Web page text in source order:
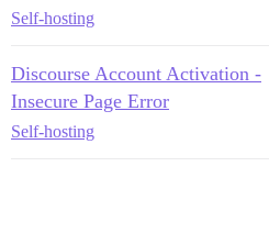
Self-hosting
Discourse Account Activation -
Insecure Page Error
Self-hosting